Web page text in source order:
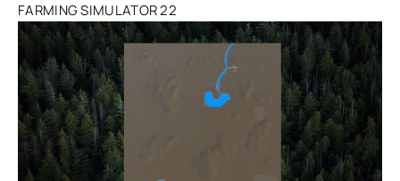
FARMING SIMULATOR 22